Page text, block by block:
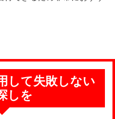
して失敗しない
しを